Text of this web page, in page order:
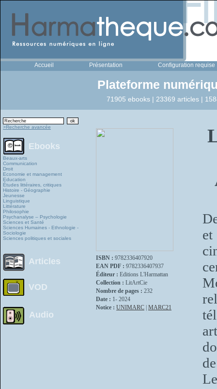
Accueil Présentation Configuration requise
Plateforme
71905 ebooks | 23369 articles |
>Recherche avancée
Ebooks
Beaux-arts
Communication
Droit
Economie et management
Education
Études littéraires, critiques
Histoire - Géographie
Jeunesse
Linguistique
Littérature
Philosophie
Psychanalyse – Psychologie
Sciences et Santé
Sciences Humaines - Ethnologie -
Sociologie
Sciences politiques et sociales
Articles
VOD
Audio
ISBN : 9782336407920
EAN PDF : 9782336407937
Éditeur : Editions L'Harmattan
Collection : LitArtCie
Nombre de pages : 232
Date : 1- 2024
Notice : UNIMARC MARC21